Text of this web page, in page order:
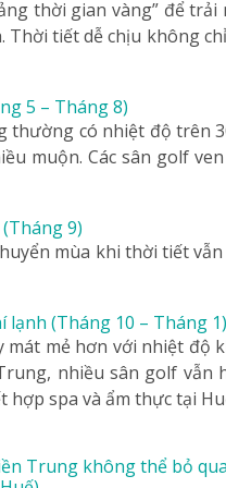
thời gian vàng” để
tiết dễ chịu không
5 – Tháng 8)
thường có nhiệt độ trên
muộn. Các sân golf
9)
mùa khi thời tiết
lạnh (Tháng 10 – Tháng 1)
mát mẻ hơn với nhiệt độ
nhiều sân golf
spa và ẩm thực tại
Trung không thể bỏ qua